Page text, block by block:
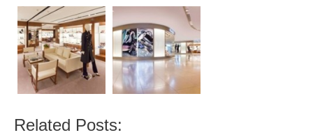
Related Posts: